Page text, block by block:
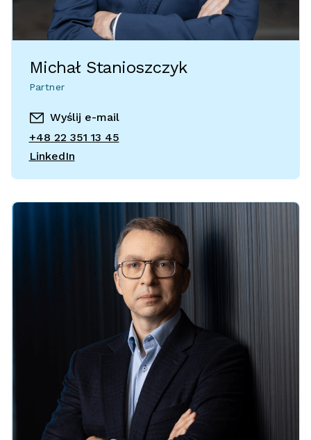
Michał Stanioszczyk
Partner
Wyślij e-mail
+48 22 351 13 45
LinkedIn